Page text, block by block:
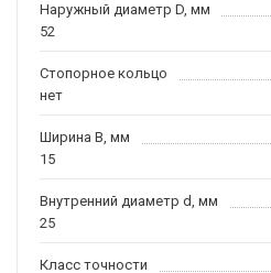
Наружный диаметр D, мм
52
Стопорное кольцо
нет
Ширина B, мм
15
Внутренний диаметр d, мм
25
Класс точности